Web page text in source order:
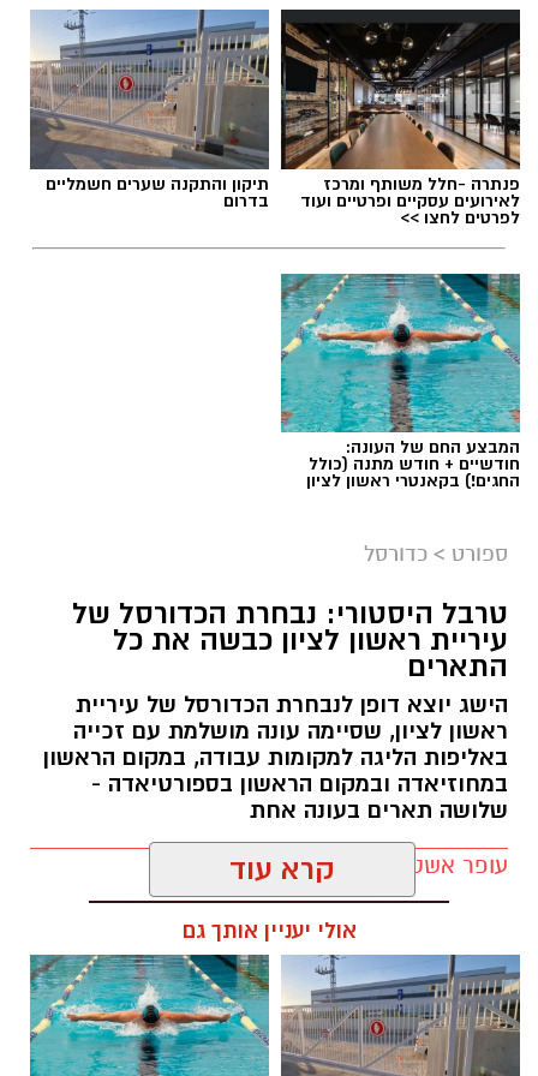
תגים:מכבי ראשון לציון אור קורלניוס
אור קורנליוס חתם במכבי ראשון לציון
מכבי ראשון לציון ממשיכה לבנות את הסגל לעונת
2026/27 והודיעה היום (חמישי) על החתמתו של אור
קורנליוס.
קורנליוס (29, 1.99 מ') גדל במחלקת הנוער של
המועדון וחוזר ללבוש את המדים הכתומים לאחר
מספר עונות בליגת העל, בהן צבר ניסיון במדי
הפועל באר שבע, עירוני נס ציונה, הפועל
גלבוע/גליל, הפועל ירושלים ואליצור נתניה.
בעונה החולפת שיחק במדי אליצור נתניה ורשם
ממוצעים של 7 נקודות ו-2.8 ריבאונדים למשחק.
פנתרה -חלל משותף ומרכז
לאירועים עסקיים ופרטיים ועוד
לפרטים לחצו >>
תיקון והתקנה שערים חשמליים
בדרום
המבצע החם של העונה:
חודשיים + חודש מתנה (כולל
החגים!) בקאנטרי ראשון לציון
ספורט > כדורסל
טרבל היסטורי: נבחרת הכדורסל של
עיריית ראשון לציון כבשה את כל
התארים
הישג יוצא דופן לנבחרת הכדורסל של עיריית
ראשון לציון, שסיימה עונה מושלמת עם זכייה
באליפות הליגה למקומות עבודה, במקום הראשון
במחוזיאדה ובמקום הראשון בספורטיאדה -
שלושה תארים בעונה אחת
עופר אשטוקר / 17:56 30.06.26
תגים:נבחרת הכדורסל עיריית ראשון לציון
קרא עוד
אולי יעניין אותך גם